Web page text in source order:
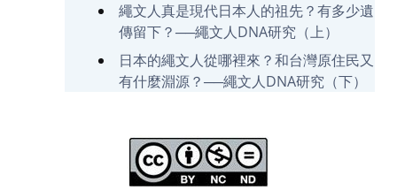
繩文人真是現代日本人的祖先？有多少遺
傳留下？──繩文人DNA研究（上）
日本的繩文人從哪裡來？和台灣原住民又
有什麼淵源？──繩文人DNA研究（下）